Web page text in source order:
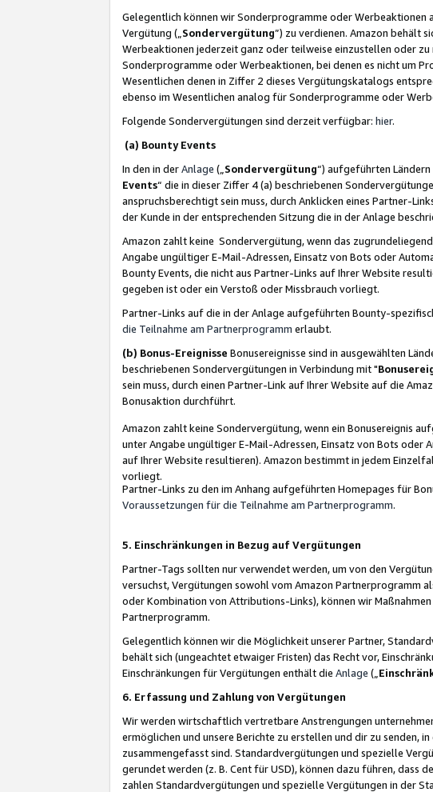
Gelegentlich können wir Sonderprogramme oder
Vergütung („ Sondervergütung”) zu verdienen. Amazon behält
Werbeaktionen jederzeit ganz oder teilweise einzustellen oder
Sonderprogramme oder Werbeaktionen, bei denen es nicht um
Wesentlichen denen in Ziffer 2 dieses Vergütungskatalogs
ebenso im Wesentlichen analog für Sonderprogramme oder
Folgende Sondervergütungen sind derzeit verfügbar: hier.
(a) Bounty Events
In den in derAnlage („ Sondervergütung“) aufgeführten Ländern
Events“ die in dieser Ziffer 4 (a) beschriebenen
anspruchsberechtigt sein muss, durch Anklicken eines Partner-
der Kunde in der entsprechenden Sitzung die in der Anlage
Amazon zahlt keine Sondervergütung, wenn das
Angabe ungültiger E-Mail-Adressen, Einsatz von Bots oder
Bounty Events, die nicht aus Partner-Links auf Ihrer Website
gegeben ist oder ein Verstoß oder Missbrauch vorliegt.
Partner-Links auf die in der Anlage aufgeführten Bounty-
die Teilnahme am Partnerprogramm erlaubt.
(b) Bonus-Ereignisse Bonusereignisse sind in ausgewählten
beschriebenen Sondervergütungen in Verbindung mit "
sein muss, durch einen Partner-Link auf Ihrer Website auf die
Bonusaktion durchführt.
Amazon zahlt keine Sondervergütung, wenn ein Bonusereignis
unter Angabe ungültiger E-Mail-Adressen, Einsatz von Bots oder
auf Ihrer Website resultieren). Amazon bestimmt in jedem
vorliegt.
Partner-Links zu den im Anhang aufgeführten Homepages für
Voraussetzungen für die Teilnahme am Partnerprogramm.
5. Einschränkungen in Bezug auf Vergütungen
Partner-Tags sollten nur verwendet werden, um von den
versuchst, Vergütungen sowohl vom Amazon Partnerprogramm
oder Kombination von Attributions-Links), können wir
Partnerprogramm.
Gelegentlich können wir die Möglichkeit unserer Partner,
behält sich (ungeachtet etwaiger Fristen) das Recht vor,
Einschränkungen für Vergütungen enthält die Anlage („
6. Erfassung und Zahlung von Vergütungen
Wir werden wirtschaftlich vertretbare Anstrengungen
ermöglichen und unsere Berichte zu erstellen und dir zu senden,
zusammengefasst sind. Standardvergütungen und spezielle
gerundet werden (z. B. Cent für USD), können dazu führen,
zahlen Standardvergütungen und spezielle Vergütungen in der